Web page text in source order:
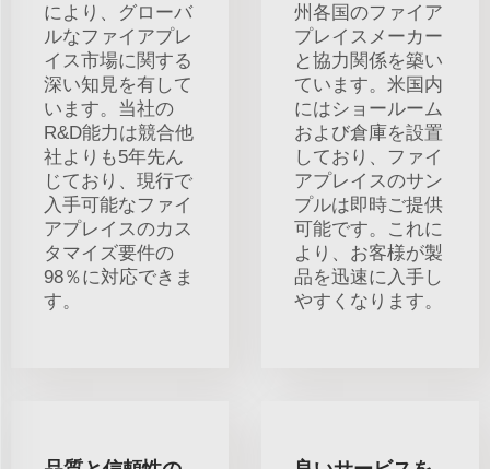
により、グローバ
ルなファイアプレ
イス市場に関する
深い知見を有して
います。当社の
R&D能力は競合他
社よりも5年先ん
じており、現行で
入手可能なファイ
アプレイスのカス
タマイズ要件の
98％に対応できま
す。
州各国のファイア
プレイスメーカー
と協力関係を築い
ています。米国内
にはショールーム
および倉庫を設置
しており、ファイ
アプレイスのサン
プルは即時ご提供
可能です。これに
より、お客様が製
品を迅速に入手し
やすくなります。